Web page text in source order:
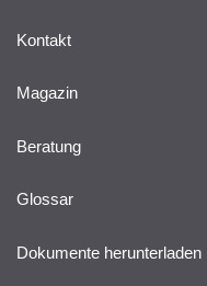
Kontakt
Magazin
Beratung
Glossar
Dokumente herunterladen